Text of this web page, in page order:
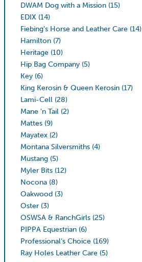
DWAM Dog with a Mission (15)
EDIX (14)
Fiebing’s Horse and Leather Care (14)
Hamilton (7)
Heritage (10)
Hip Bag Company (5)
Key (6)
King Kerosin & Queen Kerosin (17)
Lami-Cell (28)
Mane 'n Tail (2)
Mattes (9)
Mayatex (2)
Montana Silversmiths (4)
Mustang (5)
Myler Bits (12)
Nocona (8)
Oakwood (3)
Oster (3)
OSWSA & RanchGirls (25)
PIPPA Equestrian (6)
Professional’s Choice (169)
Ray Holes Leather Care (5)